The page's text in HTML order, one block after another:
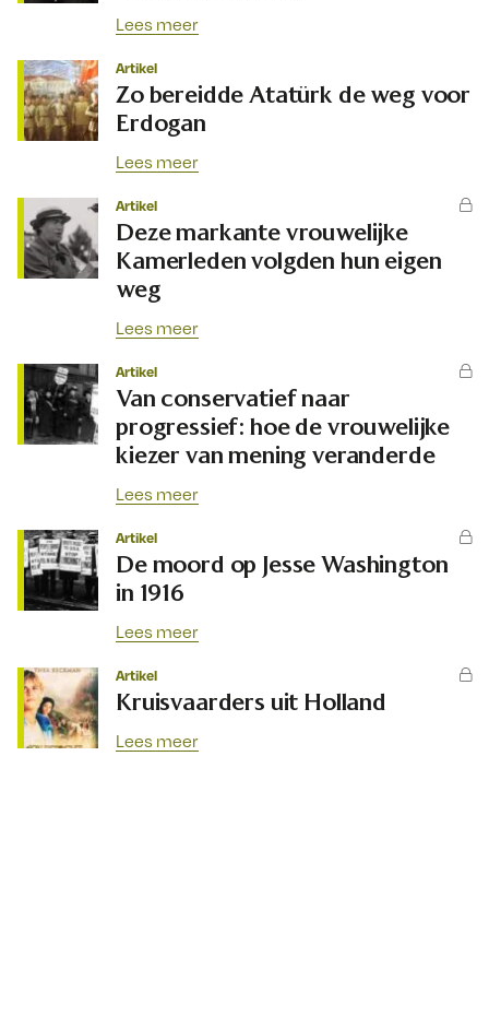
Lees meer
Artikel
Zo bereidde Atatürk de weg voor
Erdogan
Lees meer
Artikel
Deze markante vrouwelijke
Kamerleden volgden hun eigen
weg
Lees meer
Artikel
Van conservatief naar
progressief: hoe de vrouwelijke
kiezer van mening veranderde
Lees meer
Artikel
De moord op Jesse Washington
in 1916
Lees meer
Artikel
Kruisvaarders uit Holland
Lees meer